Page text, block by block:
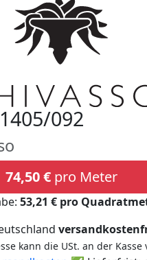
092
74,50 €pro Meter
53,21 € pro
kann die USt. an der Kasse